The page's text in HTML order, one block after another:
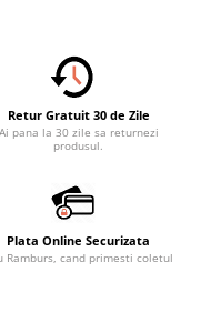
Retur Gratuit 30 de Zile
Ai pana la 30 zile sa returnezi
produsul.
Plata Online Securizata
Ramburs, cand primesti coletul